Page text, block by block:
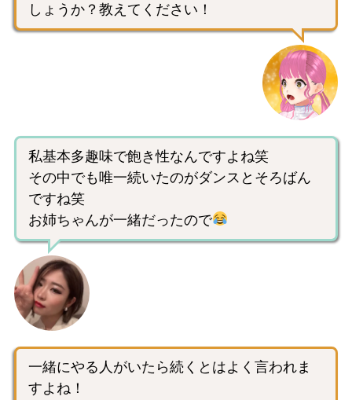
しょうか？教えてください！
私基本多趣味で飽き性なんですよね笑
その中でも唯一続いたのがダンスとそろばん
ですね笑
お姉ちゃんが一緒だったので
一緒にやる人がいたら続くとはよく言われま
すよね！